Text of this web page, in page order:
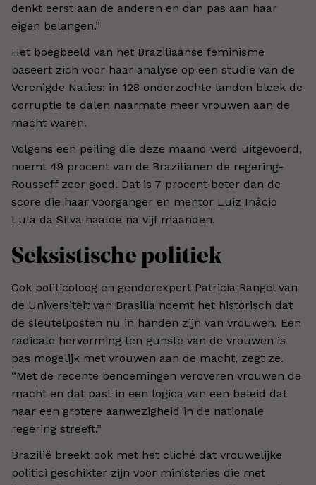
denkt eerst aan de anderen en dan pas aan haar
eigen belangen.”
Het boegbeeld van het Braziliaanse feminisme
baseert zich voor haar analyse op een studie van de
Verenigde Naties: in 128 onderzochte landen bleek de
corruptie te dalen naarmate meer vrouwen aan de
macht waren.
Volgens een peiling die deze maand werd uitgevoerd,
noemt 49 procent van de Brazilianen de regering-
Rousseff zeer goed. Dat is 7 procent beter dan de
score die haar voorganger en mentor Luiz Inácio
Lula da Silva haalde na vijf maanden.
Seksistische politiek
Ook politicoloog en genderexpert Patricia Rangel van
de Universiteit van Brasilia noemt het historisch dat
de sleutelposten nu in handen zijn van vrouwen. Een
radicale hervorming ten gunste van de vrouwen is
pas mogelijk met vrouwen aan de macht, zegt ze.
“Met de recente benoemingen veroveren vrouwen de
macht en dat past in een logica van een beleid dat
naar een grotere aanwezigheid in de nationale
regering streeft.”
Brazilië breekt ook met het cliché dat vrouwelijke
politici geschikter zijn voor ministeries die met